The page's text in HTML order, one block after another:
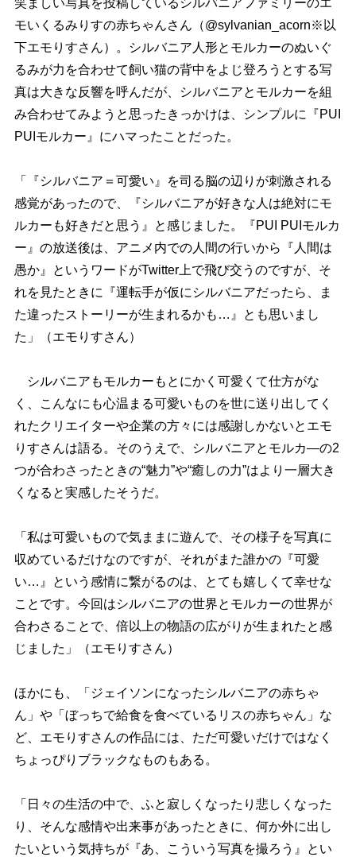
笑ましい写真を投稿しているシルバニアファミリーのエ
モいくるみりすの赤ちゃんさん（@sylvanian_acorn※以
下エモりすさん）。シルバニア人形とモルカーのぬいぐ
るみが力を合わせて飼い猫の背中をよじ登ろうとする写
真は大きな反響を呼んだが、シルバニアとモルカーを組
み合わせてみようと思ったきっかけは、シンプルに『PUI
PUIモルカー』にハマったことだった。
「『シルバニア＝可愛い』を司る脳の辺りが刺激される
感覚があったので、『シルバニアが好きな人は絶対にモ
ルカーも好きだと思う』と感じました。『PUI PUIモルカ
ー』の放送後は、アニメ内での人間の行いから『人間は
愚か』というワードがTwitter上で飛び交うのですが、そ
れを見たときに『運転手が仮にシルバニアだったら、ま
た違ったストーリーが生まれるかも…』とも思いまし
た」（エモりすさん）
シルバニアもモルカーもとにかく可愛くて仕方がな
く、こんなにも心温まる可愛いものを世に送り出してく
れたクリエイターや企業の方々には感謝しかないとエモ
りすさんは語る。そのうえで、シルバニアとモルカ―の2
つが合わさったときの“魅力”や“癒しの力”はより一層大き
くなると実感したそうだ。
「私は可愛いもので気ままに遊んで、その様子を写真に
収めているだけなのですが、それがまた誰かの『可愛
い…』という感情に繋がるのは、とても嬉しくて幸せな
ことです。今回はシルバニアの世界とモルカーの世界が
合わさることで、倍以上の物語の広がりが生まれたと感
じました」（エモりすさん）
ほかにも、「ジェイソンになったシルバニアの赤ちゃ
ん」や「ぼっちで給食を食べているリスの赤ちゃん」な
ど、エモりすさんの作品には、ただ可愛いだけではなく
ちょっぴりブラックなものもある。
「日々の生活の中で、ふと寂しくなったり悲しくなった
り、そんな感情や出来事があったときに、何か外に出し
たいという気持ちが『あ、こういう写真を撮ろう』とい